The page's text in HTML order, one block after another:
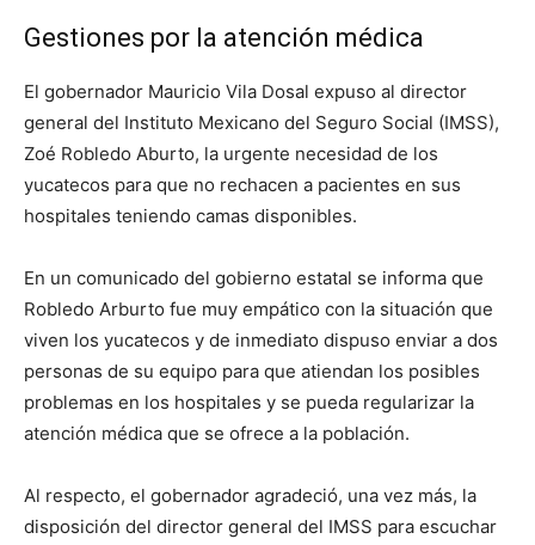
Gestiones por la atención médica
El gobernador Mauricio Vila Dosal expuso al director
general del Instituto Mexicano del Seguro Social (IMSS),
Zoé Robledo Aburto, la urgente necesidad de los
yucatecos para que no rechacen a pacientes en sus
hospitales teniendo camas disponibles.
En un comunicado del gobierno estatal se informa que
Robledo Arburto fue muy empático con la situación que
viven los yucatecos y de inmediato dispuso enviar a dos
personas de su equipo para que atiendan los posibles
problemas en los hospitales y se pueda regularizar la
atención médica que se ofrece a la población.
Al respecto, el gobernador agradeció, una vez más, la
disposición del director general del IMSS para escuchar